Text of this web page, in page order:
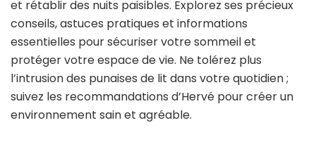
et rétablir des nuits paisibles. Explorez ses précieux
conseils, astuces pratiques et informations
essentielles pour sécuriser votre sommeil et
protéger votre espace de vie. Ne tolérez plus
l’intrusion des punaises de lit dans votre quotidien ;
suivez les recommandations d’Hervé pour créer un
environnement sain et agréable.